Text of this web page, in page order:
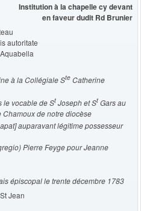
Institution à la chapelle cy devant
en faveur dudit Rd Brunier
autoritate
à la CollégialeSte Catherine
le vocable deSt Joseph etSt Gars au
de notre diocèse
auparavant légitime possesseur
Pierre Feyge pour Jeanne
épiscopal le trente décembre 1783
Jean